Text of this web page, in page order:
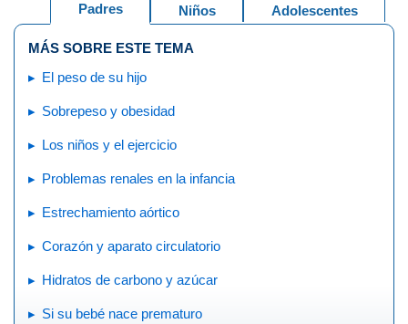
Adolescentes
Niños
Padres
MÁS SOBRE ESTE TEMA
El peso de su hijo
Sobrepeso y obesidad
Los niños y el ejercicio
Problemas renales en la infancia
Estrechamiento aórtico
Corazón y aparato circulatorio
Hidratos de carbono y azúcar
Si su bebé nace prematuro